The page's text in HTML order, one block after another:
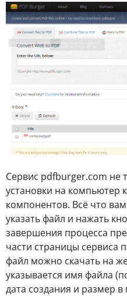
Сервис pdfburger.com не
установки на компьютер
компонентов. Всё что
указать файл и нажать
завершения процесса
части страницы сервиса
файл можно скачать на
указывается имя файла
дата создания и размер в